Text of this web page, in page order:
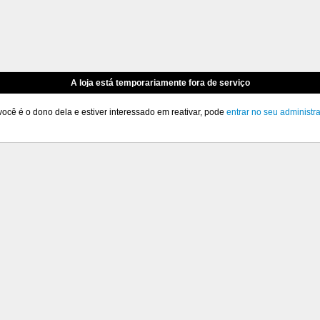
A loja está temporariamente fora de serviço
é o dono dela e estiver interessado em reativar, pode entrar no seu